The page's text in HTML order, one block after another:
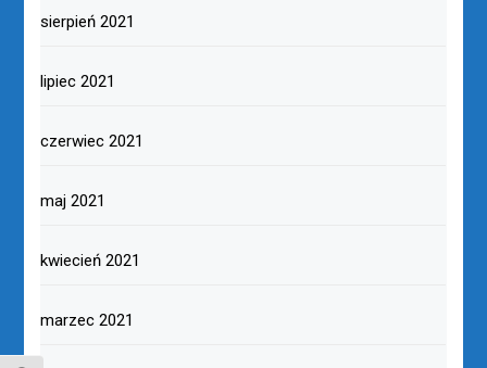
sierpień 2021
lipiec 2021
czerwiec 2021
maj 2021
kwiecień 2021
marzec 2021